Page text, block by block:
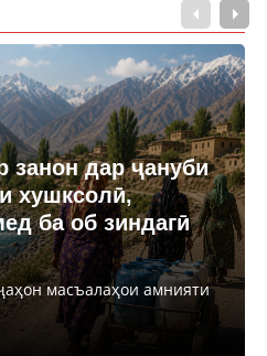
занон дар ҷануби
хушксолӣ,
ба об зиндагӣ
масъалаҳои амнияти